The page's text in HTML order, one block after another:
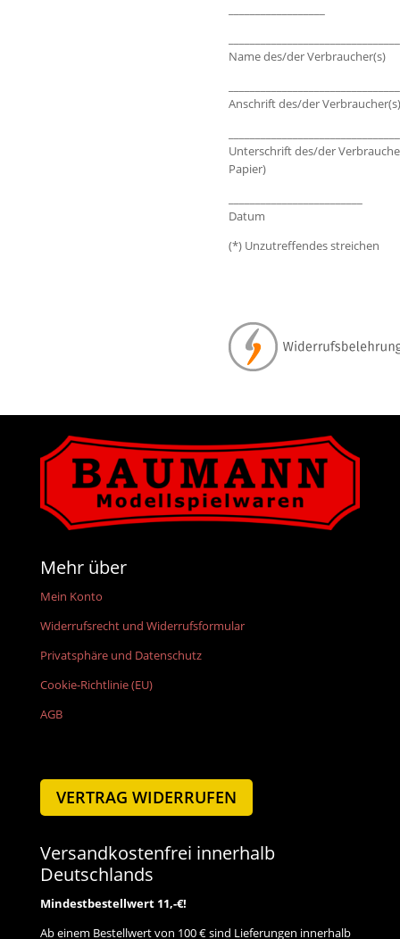
Name des/der Verbraucher(s)
Anschrift des/der Verbraucher(s)
Unterschrift des/der
Papier)
Datum
(*) Unzutreffendes streichen
Mehr über
Mein Konto
Widerrufsrecht und Widerrufsformular
Privatsphäre und Datenschutz
Cookie-Richtlinie (EU)
AGB
VERTRAG WIDERRUFEN
Versandkostenfrei innerhalb
Deutschlands
Mindestbestellwert 11,-€!
Ab einem Bestellwert von 100 € sind Lieferungen innerhalb